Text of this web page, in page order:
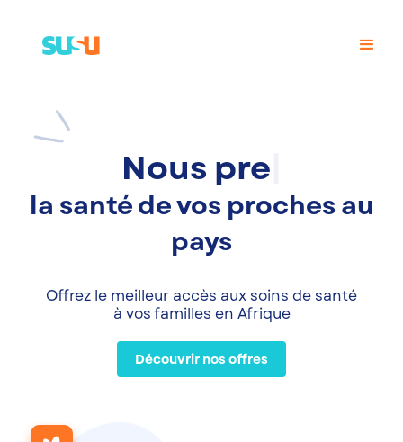
Nous
la santé de vos proches au
pays
Offrez le meilleur accès aux soins de santé
à vos familles en Afrique
Découvrir nos offres